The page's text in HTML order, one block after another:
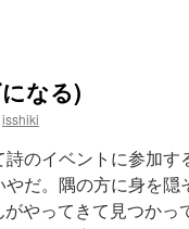
なる)
isshiki
のイベントに参加す
だ。隅の方に身を
やってきて見つか